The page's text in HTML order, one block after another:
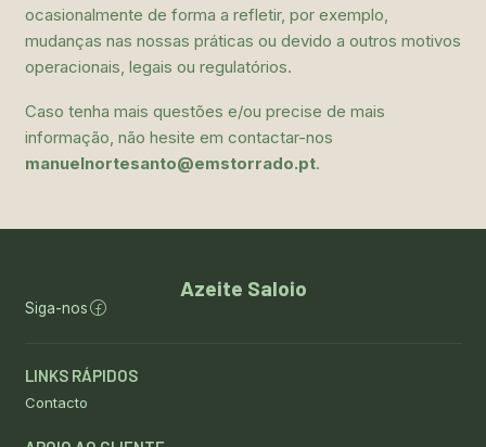
ocasionalmente de forma a refletir, por exemplo,
mudanças nas nossas práticas ou devido a outros motivos
operacionais, legais ou regulatórios.
Caso tenha mais questões e/ou precise de mais
informação, não hesite em contactar-nos
manuelnortesanto@emstorrado.pt.
Azeite Saloio
Siga-nos
LINKS RÁPIDOS
Contacto